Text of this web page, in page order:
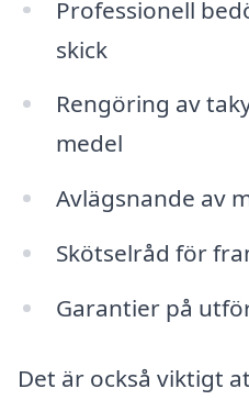
Professionell
skick
Rengöring av
medel
Avlägsnande av
Skötselråd för
Garantier på
Det är också viktigt